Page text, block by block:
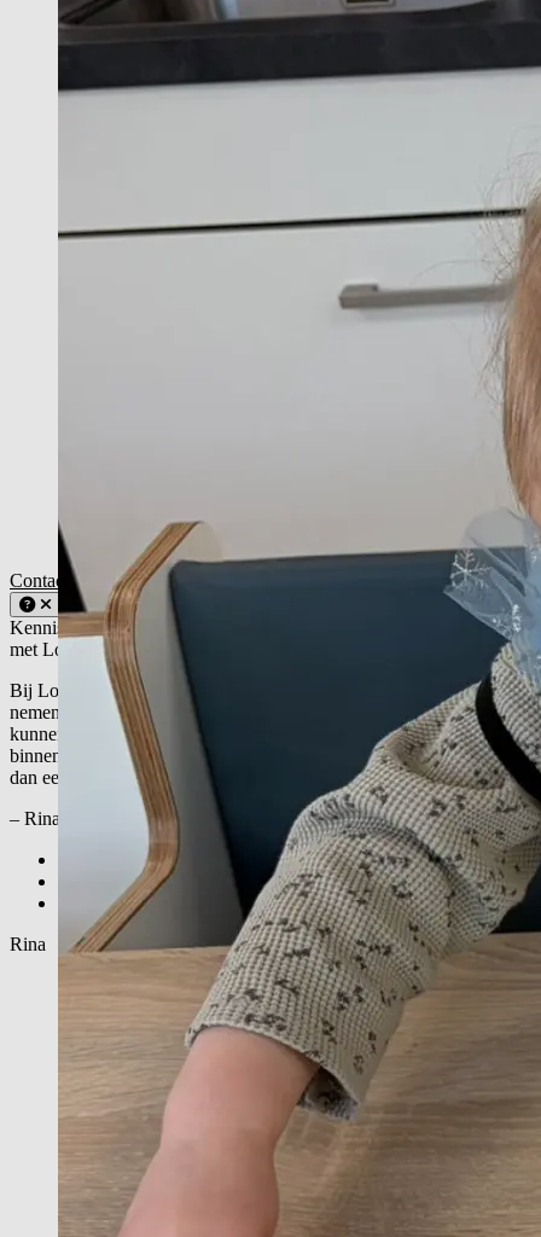
Contact Locaties Kennismaken
Kennismaken
met Loofles?
Bij Loofles draait alles om jouw kind. En om het samen doen. We
nemen de tijd om jou en je kind écht te leren kennen, zodat we
kunnen aansluiten bij wat jullie nodig hebben. Wil je eens
binnenkijken, de sfeer proeven of gewoon even overleggen? Plan
dan een rondleiding of kennismaking. Je bent van harte welkom.
– Rina, Directeur jeugdzorg / Oprichtster
Loofles locaties
Kennismaken?
Mijn kind inschrijven
Rina